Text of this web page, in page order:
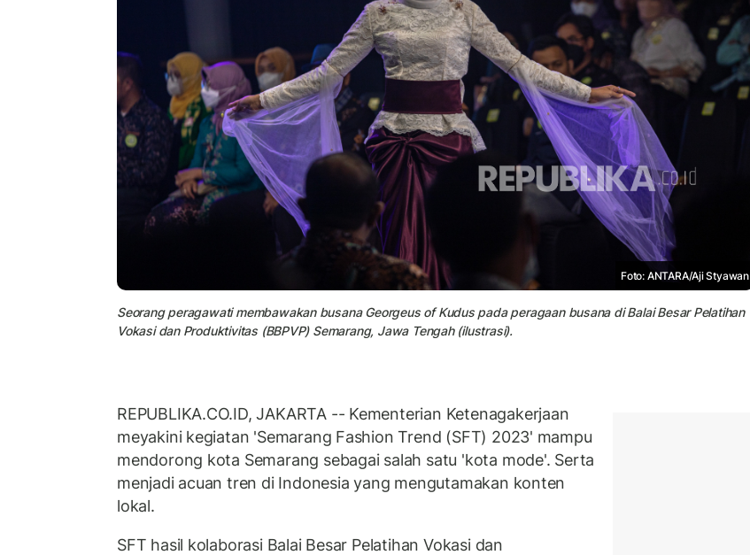
Foto: ANTARA/Aji Styawan
Seorang peragawati membawakan busana Georgeus of Kudus pada peragaan busana di Balai Besar Pelatihan
Vokasi dan Produktivitas (BBPVP) Semarang, Jawa Tengah (ilustrasi).
REPUBLIKA.CO.ID, JAKARTA -- Kementerian Ketenagakerjaan
meyakini kegiatan 'Semarang Fashion Trend (SFT) 2023' mampu
mendorong kota Semarang sebagai salah satu 'kota mode'. Serta
menjadi acuan tren di Indonesia yang mengutamakan konten
lokal.
SFT hasil kolaborasi Balai Besar Pelatihan Vokasi dan